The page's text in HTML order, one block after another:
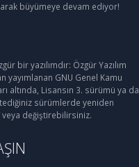
büyümeye devam ediyor!
bir yazılımdır: Özgür Yazılım
yayımlanan GNU Genel Kamu
altında, Lisansın 3. sürümü ya da
sürümlerde yeniden
veya değiştirebilirsiniz.